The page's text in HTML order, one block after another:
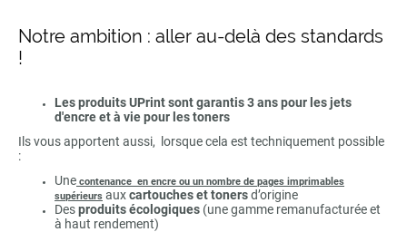
Notre ambition : aller au-delà des standards
!
Les produits UPrint sont garantis 3 ans pour les jets
d'encre et à vie pour les toners
Ils vous apportent aussi, lorsque cela est techniquement possible
:
Une contenance en encre ou un nombre de pages imprimables
supérieurs auxcartouches et tonersd’origine
Desproduits écologiques (une gamme remanufacturée et
à haut rendement)